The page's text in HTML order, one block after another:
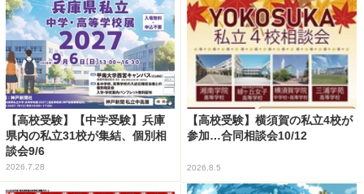
【高校受験】【中学受験】兵庫
県内の私立31校が集結、個別相
談会9/6
2026.7.28
【高校受験】横須賀の私立4校が
参加…合同相談会10/12
2026.8.5